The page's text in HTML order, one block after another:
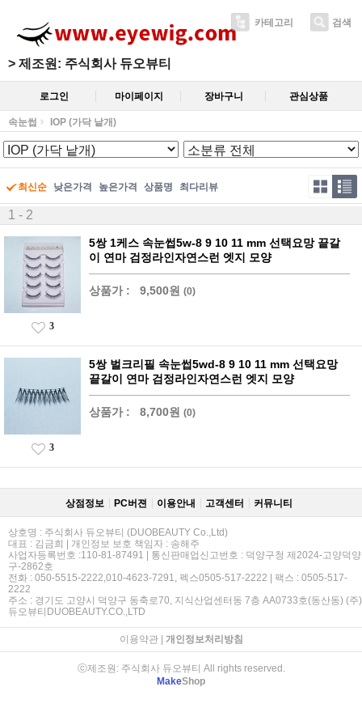
> 제조원: 주식회사 듀오뷰티
카테고리 검색
로그인 마이페이지 장바구니 관심상품
속눈썹 IOP (가닥 낱개)
최신순 낮은가격 높은가격 상품명 최다리뷰
1 - 2
5쌍 1케스 속눈썹5w-8 9 10 11 mm 선택요망 끝갈
이 연마 검정라인자연스런 엣지 모양
상품가 : 9,500원 (0)
3
5쌍 벌크리필 속눈썹5wd-8 9 10 11 mm 선택요망
끝갈이 연마 검정라인자연스런 엣지 모양
상품가 : 8,700원 (0)
3
상점정보 PC버젼 이용안내 고객센터 커뮤니티
상호명 : 주식회사 듀오뷰티 (DUOBEAUTY Co.,Ltd)
대표 : 김금희 | 개인정보 보호 책임자 : 송해주
사업자등록번호 :110-81-87491 | 통신판매업신고번호 : 덕양구청 제2024-고양덕양
구-2862호
전화 : 050-5515-2222,010-4623-7291, 펙스0505-517-2222 | 팩스 : 0505-517-
2222
주소 : 경기도 고양시 덕양구 동축로70, 지식산업센터동 7층 AA0733호(동산동) (주)
듀오뷰티DUOBEAUTY.CO.,LTD
이용약관| 개인정보처리방침
ⓒ제조원: 주식회사 듀오뷰티 All rights reserved.
MakeShop